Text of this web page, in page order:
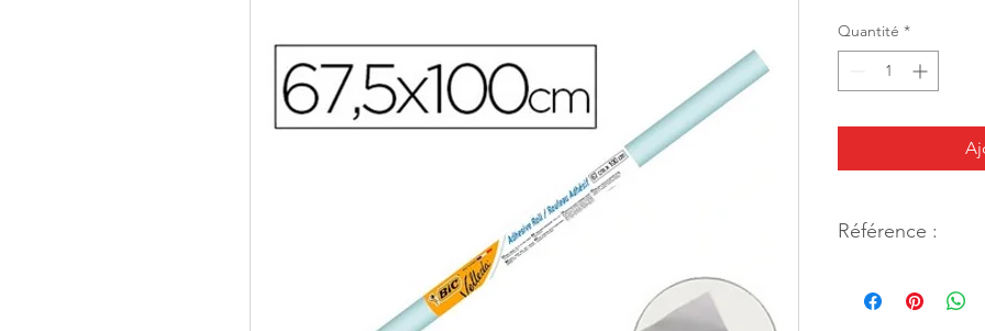
Quantité *
Référence :